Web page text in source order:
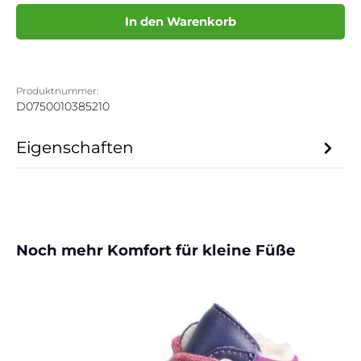
In den Warenkorb
Produktnummer:
D0750010385210
Eigenschaften
Produktgalerie überspringen
Noch mehr Komfort für kleine Füße